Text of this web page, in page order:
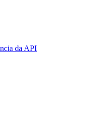
da API